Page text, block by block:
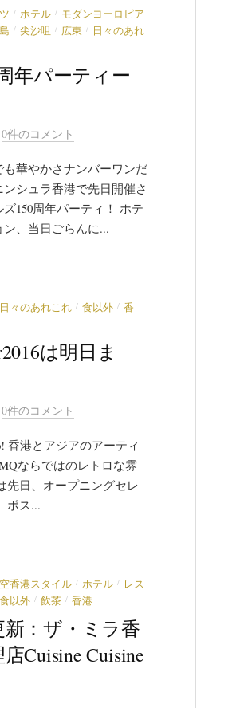
/ ホテル / モダンヨーロピア
/ 尖沙咀 / 広東 / 日々のあれ
年パーティー
0件のコメント
華やかさナンバーワンだ
シュラ香港で先日開催さ
150周年パーティ！ ホテ
、当日ごらんに...
日々のあれこれ / 食以外 / 香
は明日ま
0件のコメント
香港とアジアのアーティ
ならではのレトロな雰
先日、オープニングセレ
ポス...
香港スタイル / ホテル / レス
食以外 / 飲茶 / 香港
：ザ・ミラ香
Cuisine Cuisine